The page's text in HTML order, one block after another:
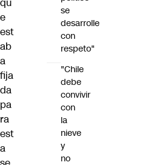
e
est
ab
a
fija
da
pa
ra
est
a
se
desarrolle
con
respeto"
"Chile
debe
convivir
con
la
nieve
y
no